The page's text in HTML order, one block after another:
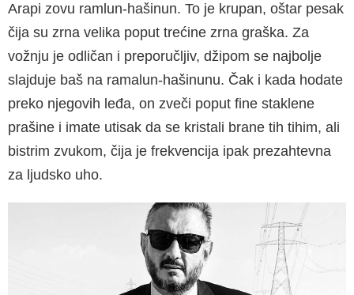
Arapi zovu ramlun-hašinun. To je kru­pan, oštar pesak
čija su zrna velika poput tre­ćine zrna graška. Za
vožnju je odličan i prepo­ručljiv, džipom se najbolje
slajduje baš na rama­lun-hašinunu. Čak i kada hodate
preko njegovih leđa, on zveči poput fine staklene
prašine i ima­te utisak da se kristali brane tih tihim, ali
bistrim zvukom, čija je frekvencija ipak prezahtevna
za ljudsko uho.